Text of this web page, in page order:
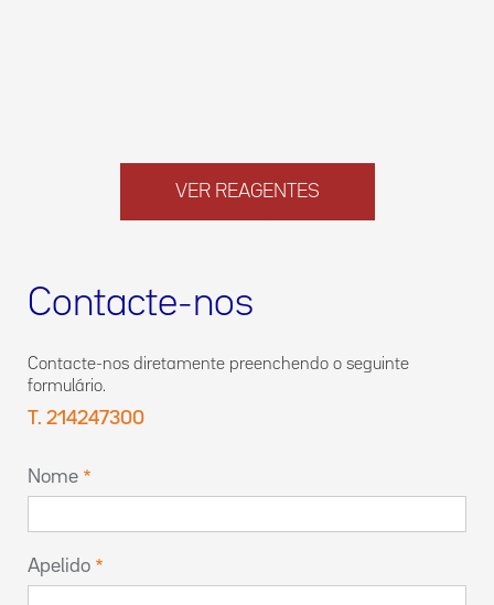
VER REAGENTES
Contacte-nos
Contacte-nos diretamente preenchendo o seguinte
formulário.
T. 214247300
Nome
Apelido